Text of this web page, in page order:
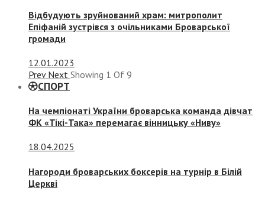
Відбудують зруйнований храм: митрополит
Епіфаній зустрівся з очільниками Броварської
громади
12.01.2023
Prev Next Showing 1 Of 9
СПОРТ
На чемпіонаті України броварська команда дівчат
ФК «Тікі-Така» перемагає вінницьку «Ниву»
18.04.2025
Нагороди броварських боксерів на турнір в Білій
Церкві